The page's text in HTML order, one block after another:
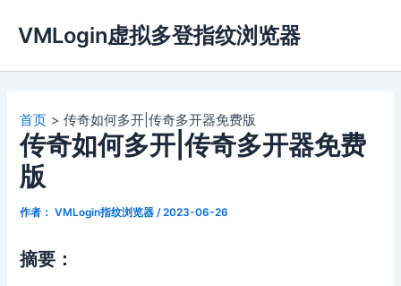
容
VMLogin虚拟多登指纹浏览器
首页 传奇如何多开|传奇多开器免费版
传奇如何多开|传奇多开器免费
版
作者： VMLogin指纹浏览器 /2023-06-26
摘要：